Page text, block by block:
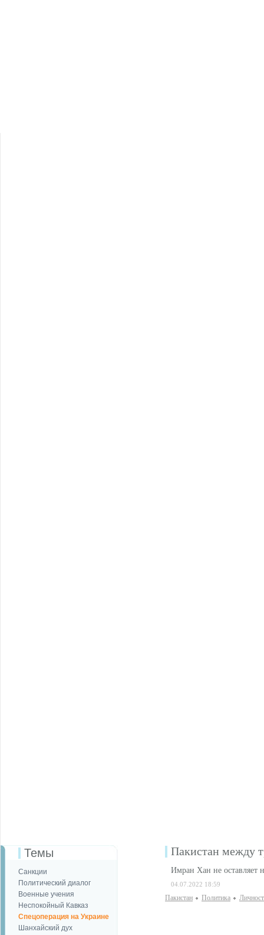
Темы
Санкции
Политический диалог
Военные учения
Неспокойный Кавказ
Спецоперация на Украине
Шанхайский дух
Пакистан между
Имран Хан не оставляет
04.07.2022 18:59
Пакистан Политика